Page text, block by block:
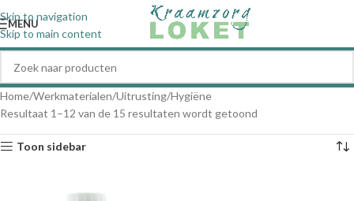
Skip to navigation
Skip to main content
MENU
Home Werkmaterialen Uitrusting Hygiëne
Resultaat 1–12 van de 15 resultaten wordt getoond
Toon sidebar